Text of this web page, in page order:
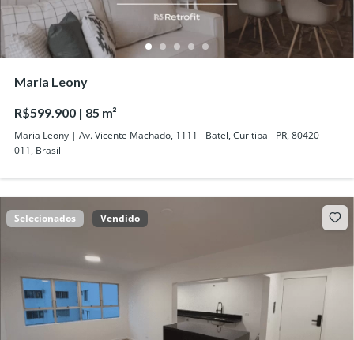
Maria Leony
R$599.900 | 85 m²
Maria Leony | Av. Vicente Machado, 1111 - Batel, Curitiba - PR, 80420-
011, Brasil
Selecionados Vendido